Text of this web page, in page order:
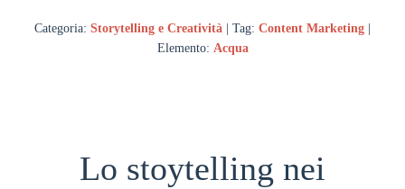
Categoria: Storytelling e Creatività | Tag: Content Marketing
Elemento: Acqua
Lo stoytelling nei